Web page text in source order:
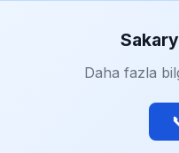
Daha fazla